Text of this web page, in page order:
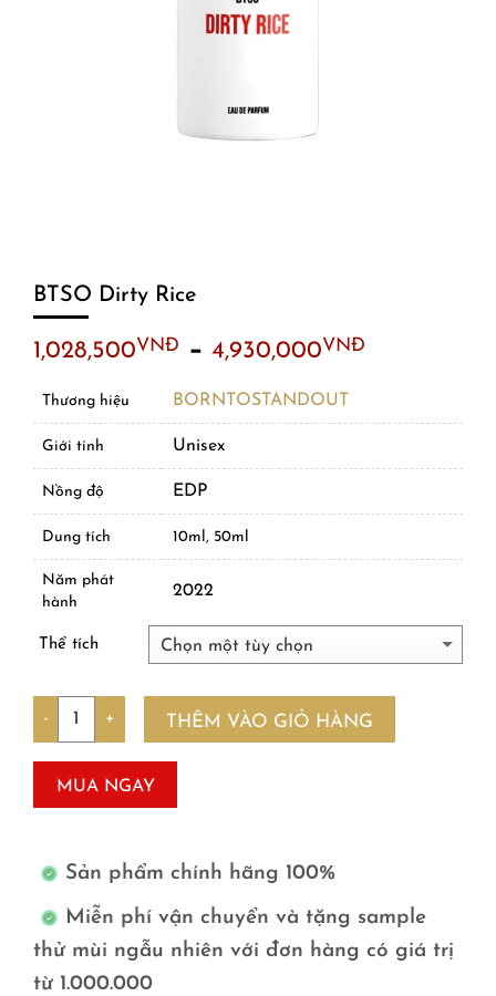
BTSO Dirty Rice
1,028,500VNĐ – 4,930,000VNĐ
Thương hiệu BORNTOSTANDOUT
Giới tính Unisex
Nồng độ EDP
Dung tích 10ml, 50ml
Năm phát
hành
2022
Thể tích
Số lượng
THÊM VÀO GIỎ HÀNG
MUA NGAY
Sản phẩm chính hãng 100%
Miễn phí vận chuyển và tặng sample
thử mùi ngẫu nhiên với đơn hàng có giá trị
từ 1.000.000